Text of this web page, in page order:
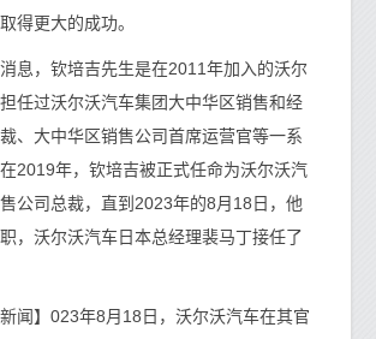
得更大的成功。
，钦培吉先生是在2011年加入的沃尔
任过沃尔沃汽车集团大中华区销售和经
、大中华区销售公司首席运营官等一系
2019年，钦培吉被正式任命为沃尔沃汽
公司总裁，直到2023年的8月18日，他
，沃尔沃汽车日本总经理裴马丁接任了
】023年8月18日，沃尔沃汽车在其官